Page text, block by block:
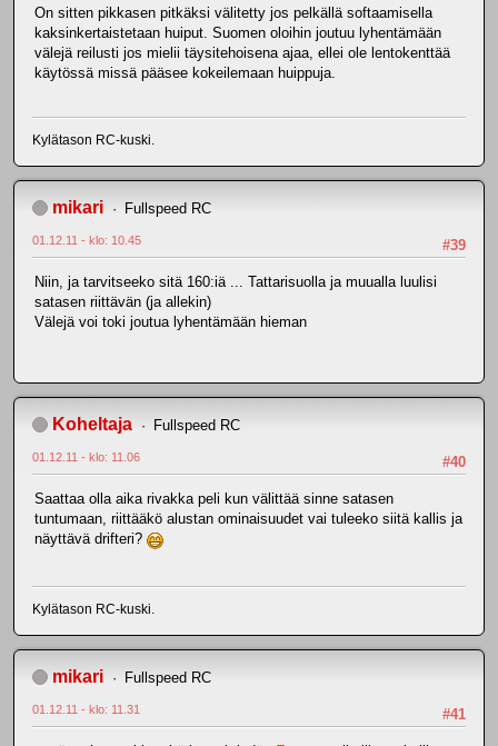
On sitten pikkasen pitkäksi välitetty jos pelkällä softaamisella
kaksinkertaistetaan huiput. Suomen oloihin joutuu lyhentämään
välejä reilusti jos mielii täysitehoisena ajaa, ellei ole lentokenttää
käytössä missä pääsee kokeilemaan huippuja.
Kylätason RC-kuski.
mikari Fullspeed RC
#39
01.12.11 - klo: 10.45
Niin, ja tarvitseeko sitä 160:iä ... Tattarisuolla ja muualla luulisi
satasen riittävän (ja allekin)
Välejä voi toki joutua lyhentämään hieman
Koheltaja Fullspeed RC
#40
01.12.11 - klo: 11.06
Saattaa olla aika rivakka peli kun välittää sinne satasen
tuntumaan, riittääkö alustan ominaisuudet vai tuleeko siitä kallis ja
näyttävä drifteri?
Kylätason RC-kuski.
mikari Fullspeed RC
#41
01.12.11 - klo: 11.31